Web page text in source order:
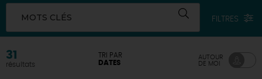
MOTS CLÉS FILTRES
31
résultats
TRI PAR
DATES
AUTOUR
DE MOI